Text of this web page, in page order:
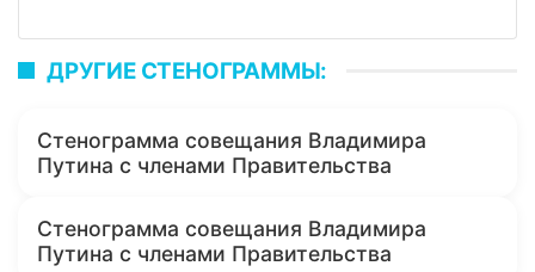
ДРУГИЕ СТЕНОГРАММЫ:
Стенограмма совещания Владимира
Путина с членами Правительства
Стенограмма совещания Владимира
Путина с членами Правительства